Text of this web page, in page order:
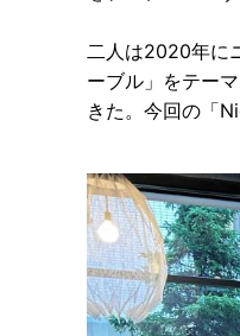
二人は2020年に
ーブル」をテー
きた。今回の「